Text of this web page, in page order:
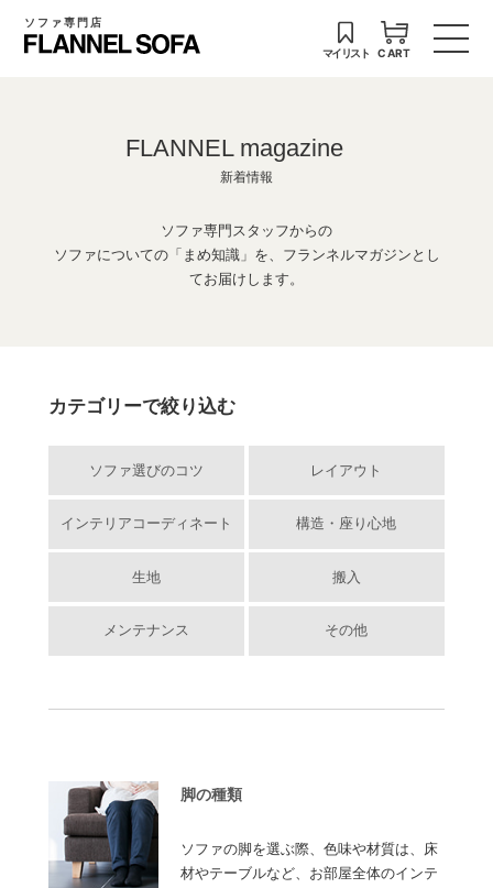
ソファ専門店
マイリスト CART
FLANNEL magazine
新着情報
ソファ専門スタッフからの
ソファについての「まめ知識」を、フランネルマガジンとし
てお届けします。
カテゴリーで絞り込む
ソファ選びのコツ レイアウト
インテリアコーディネート 構造・座り心地
生地 搬入
メンテナンス その他
脚の種類
ソファの脚を選ぶ際、色味や材質は、床
材やテーブルなど、お部屋全体のインテ